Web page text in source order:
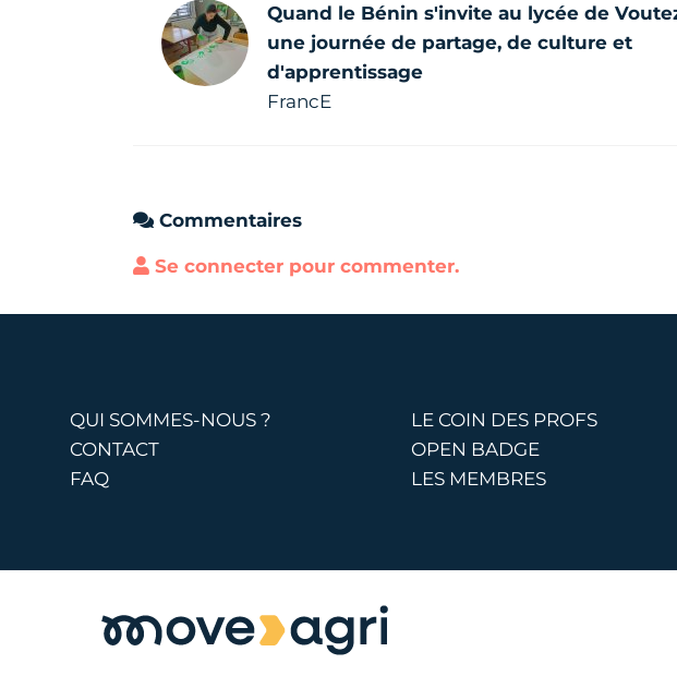
Quand le Bénin s'invite au lycée de
une journée de partage, de culture et
d'apprentissage
FrancE
Commentaires
Se connecter pour commenter.
QUI SOMMES-NOUS ?
CONTACT
FAQ
LE COIN DES PROFS
OPEN BADGE
LES MEMBRES